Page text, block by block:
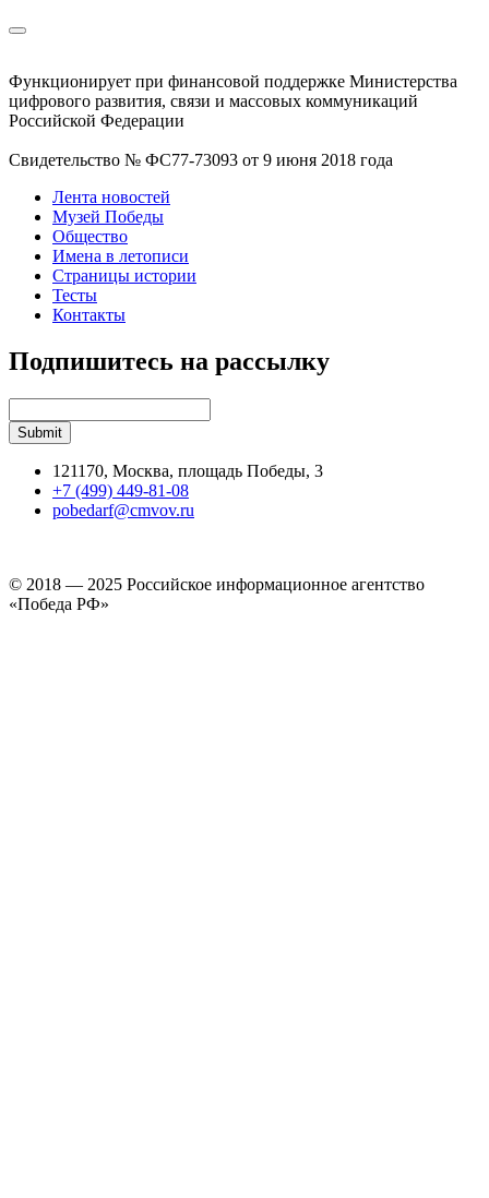
Функционирует при финансовой поддержке Министерства
цифрового развития, связи и массовых коммуникаций
Российской Федерации
Свидетельство № ФС77-73093 от 9 июня 2018 года
Лента новостей
Музей Победы
Общество
Имена в летописи
Страницы истории
Тесты
Контакты
Подпишитесь на рассылку
121170, Москва, площадь Победы, 3
+7 (499) 449-81-08
pobedarf@cmvov.ru
© 2018 — 2025 Российское информационное агентство
«Победа РФ»